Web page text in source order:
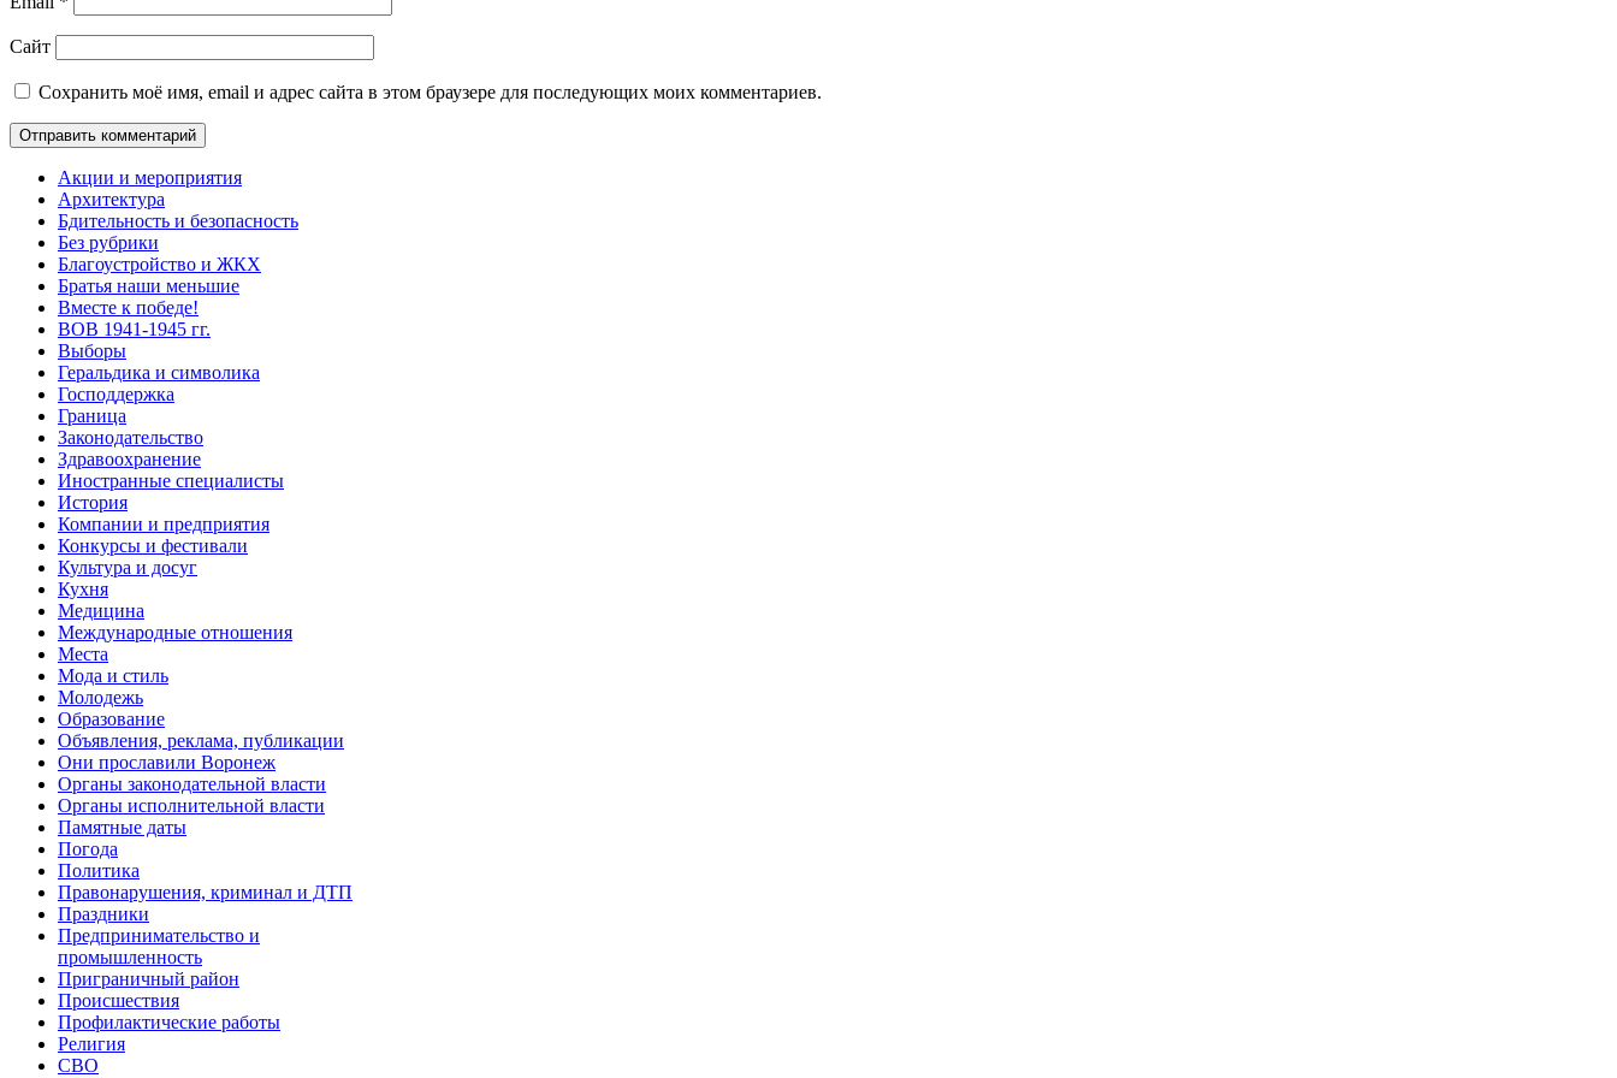
Сайт
Сохранить моё имя, email и адрес сайта в этом браузере для последующих моих комментариев.
Акции и мероприятия
Архитектура
Бдительность и безопасность
Без рубрики
Благоустройство и ЖКХ
Братья наши меньшие
Вместе к победе!
ВОВ 1941-1945 гг.
Выборы
Геральдика и символика
Господдержка
Граница
Законодательство
Здравоохранение
Иностранные специалисты
История
Компании и предприятия
Конкурсы и фестивали
Культура и досуг
Кухня
Медицина
Международные отношения
Места
Мода и стиль
Молодежь
Образование
Объявления, реклама, публикации
Они прославили Воронеж
Органы законодательной власти
Органы исполнительной власти
Памятные даты
Погода
Политика
Правонарушения, криминал и ДТП
Праздники
Предпринимательство и
промышленность
Приграничный район
Происшествия
Профилактические работы
Религия
СВО